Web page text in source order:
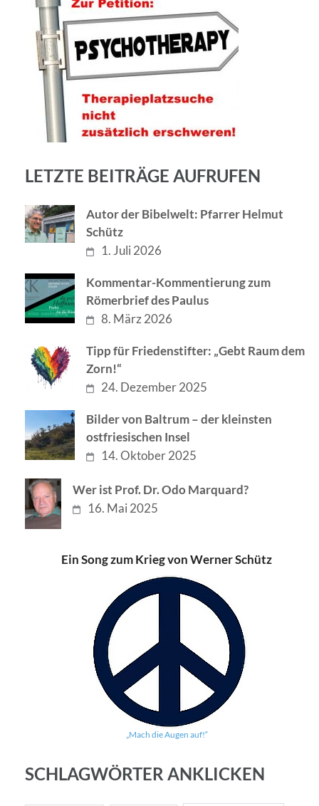
LETZTE BEITRÄGE AUFRUFEN
Autor der Bibelwelt: Pfarrer Helmut
Schütz
1. Juli 2026
Kommentar-Kommentierung zum
Römerbrief des Paulus
8. März 2026
Tipp für Friedenstifter: „Gebt Raum dem
Zorn!“
24. Dezember 2025
Bilder von Baltrum – der kleinsten
ostfriesischen Insel
14. Oktober 2025
Wer ist Prof. Dr. Odo Marquard?
16. Mai 2025
Ein Song zum Krieg von Werner Schütz
„Mach die Augen auf!“
SCHLAGWÖRTER ANKLICKEN